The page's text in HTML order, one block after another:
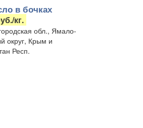
в бочках
кг.
обл., Ямало-
округ, Крым и
Респ.